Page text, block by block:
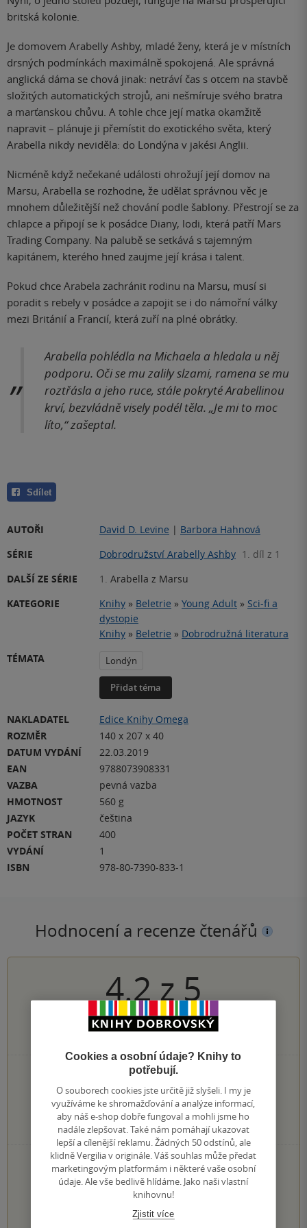
britská kolonie.
Je domovem Arabelly Ashby, mladé ženy, která je v místních
drsných podmínkách maximálně spokojená. Ale správná
anglická dáma se chová jinak: netráví čas s otcem na stavbě
složitých automatických strojů, ani nešmíruje svého bratra
a marťanskou chůvu. A tohle chce její matka okamžitě
napravit – plánuje ji přemístit do exotického světa, který
Arabella nikdy neviděla: do Londýna v jakési Anglii.
Nicméně když nečekané události ohrožují její domov na
Marsu, Arabella se rozhodne, že udělat správnou věc je
mnohem důležitější než chování podle šablony. Přestrojí se za
chlapce a připojí se k posádce Diany, lodi, která patří Mars
Trading Company. Na palubě se setkává s tajemným
kapitánem, kterého hned zaujme její krása i talent.
Pokud chce Arabela zachránit rodinu na Marsu, musí si
poradit s rebely v posádce a zapojit se i do námořní války
mezi Británií a Francií, která zuří na plné obrátky.
Arabella pohlédla na Michaela a hledala u něj
podporu. Oči se mu zalily slzami, ramena se mu
roztřásla a jeho ruce, stále pokryté Arabellinou
krví, bezvládně visely podél těla. „Je mi to moc
líto,“ zašeptal.
Sdílet
AUTOŘI David D. Levine | Barbora Hahnová
SÉRIE
Dobrodružství Arabelly Ashby 1. díl z 1
DALŠÍ ZE SÉRIE
1. Arabella z Marsu
KATEGORIE
Knihy » Beletrie » Young Adult » Sci-fi a
dystopie
Knihy » Beletrie » Dobrodružná literatura
TÉMATA
Londýn
Přidat téma
NAKLADATEL
Edice Knihy Omega
ROZMĚR
140 x 207 x 40
DATUM VYDÁNÍ
22.03.2019
EAN
9788073908331
VAZBA
pevná vazba
HMOTNOST
560 g
JAZYK
čeština
POČET STRAN
400
VYDÁNÍ
1
ISBN
978-80-7390-833-1
Hodnocení a recenze čtenářů
4.2z5
10×
5 hvězdiček
11×
4 hvězdičky
3×
3 hvězdičky
1×
2 hvězdičky
0×
1 hvezdička
PŘIDEJTE SVÉ HODNOCENÍ KNIHY
Hodnocení našich knihkupců: 5.0 z 5
3 4 5
Cookies a osobní údaje? Knihy to
potřebují.
O souborech cookies jste určitě již slyšeli. I my je
využíváme ke shromažďování a analýze informací,
aby náš e-shop dobře fungoval a mohli jsme ho
nadále zlepšovat. Také nám pomáhají ukazovat
lepší a cílenější reklamu. Žádných 50 odstínů, ale
klidně Vergilia v originále. Váš souhlas může předat
marketingovým platformám i některé vaše osobní
údaje. Ale vše bedlivě hlídáme. Jako naši vlastní
knihovnu!
Zjistit více